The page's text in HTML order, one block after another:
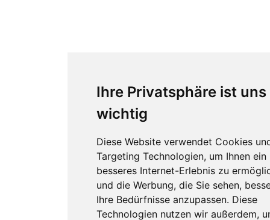
Ihre Privatsphäre ist uns
wichtig
Diese Website verwendet Cookies
Targeting Technologien, um Ihnen ein
besseres Internet-Erlebnis zu
und die Werbung, die Sie sehen,
Ihre Bedürfnisse anzupassen. Diese
Technologien nutzen wir außerdem,